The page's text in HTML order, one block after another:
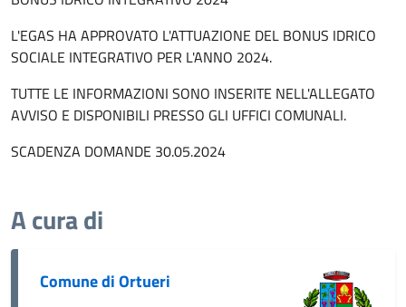
L'EGAS HA APPROVATO L'ATTUAZIONE DEL BONUS IDRICO
SOCIALE INTEGRATIVO PER L'ANNO 2024.
TUTTE LE INFORMAZIONI SONO INSERITE NELL'ALLEGATO
AVVISO E DISPONIBILI PRESSO GLI UFFICI COMUNALI.
SCADENZA DOMANDE 30.05.2024
A cura di
Comune di Ortueri